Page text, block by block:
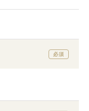
必須